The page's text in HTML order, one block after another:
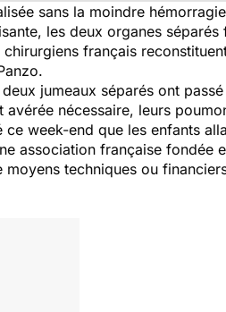
sans la moindre
les deux organes
français
jumeaux séparés ont
avérée nécessaire, leurs
week-end que les enfants
association française fondée
moyens techniques ou